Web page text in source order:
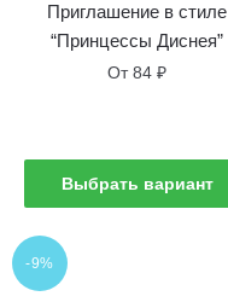
Приглашение в стиле
“Принцессы Диснея”
От84₽
Выбрать вариант
несколько
-9%